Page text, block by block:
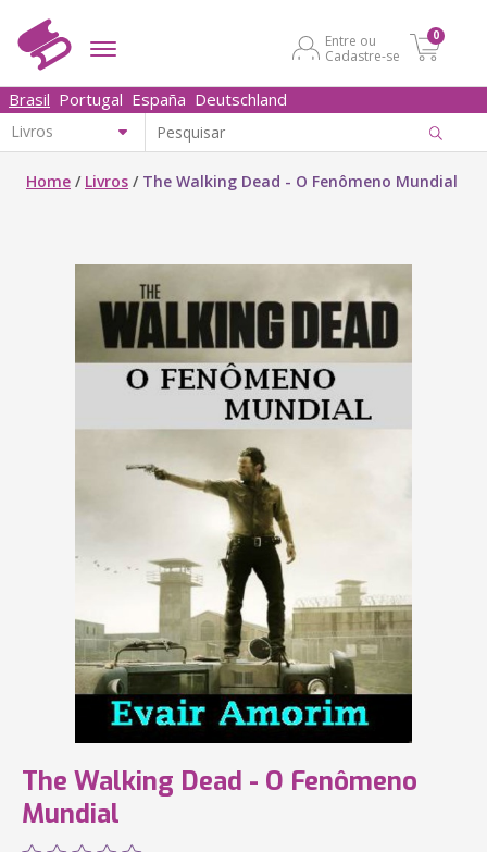
Entre ou
Cadastre-se
0
Brasil Portugal España Deutschland
Home / Livros / The Walking Dead - O Fenômeno Mundial
The Walking Dead - O Fenômeno
Mundial